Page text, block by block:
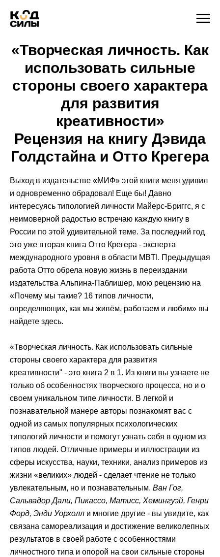
«Творческая личность. Как
использовать сильные
стороны своего характера
для развития
креативности»
Рецензия на книгу Дэвида
Голдстайна и Отто Крегера
Выход в издательстве «МИФ» этой книги меня удивил
и одновременно обрадовал! Еще бы! Давно
интересуясь типологией личности Майерс-Бриггс, я с
неимоверной радостью встречаю каждую книгу в
России по этой удивительной теме. За последний год
это уже вторая книга Отто Крегера - эксперта
международного уровня в области MBTI. Предыдущая
работа Отто обрела новую жизнь в переиздании
издательства Альпина-Паблишер, мою рецензию на
«Почему мы такие? 16 типов личности,
определяющих, как мы живём, работаем и любим» вы
найдете здесь.
«Творческая личность. Как использовать сильные
стороны своего характера для развития
креативности" - это книга 2 в 1. Из книги вы узнаете не
только об особенностях творческого процесса, но и о
своем уникальном типе личности. В легкой и
познавательной манере авторы познакомят вас с
одной из самых популярных психологических
типологий личности и помогут узнать себя в одном из
типов людей. Отличные примеры и иллюстрации из
сферы искусства, науки, техники, анализ примеров из
жизни «великих» людей - сделает чтение не только
увлекательным, но и познавательным. Ван Гог,
Сальвадор Дали, Пикассо, Матисс, Хемингуэй, Генри
Форд, Энди Уорхолл и многие другие - вы увидите, как
связана самореализация и достижение великолепных
результатов в своей работе с особенностями
личностного типа и опорой на свои сильные стороны